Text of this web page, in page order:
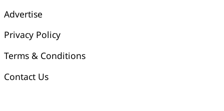
Advertise
Privacy Policy
Terms & Conditions
Contact Us